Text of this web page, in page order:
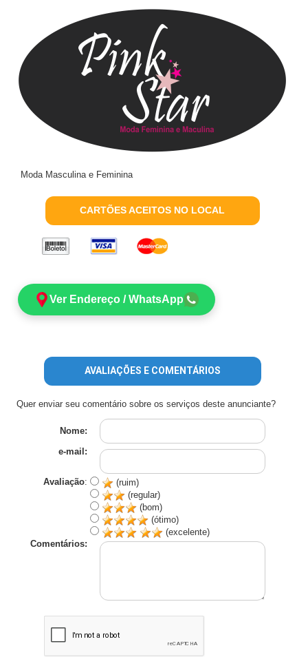
Moda Masculina e Feminina
CARTÕES ACEITOS NO LOCAL
Ver Endereço / WhatsApp
AVALIAÇÕES E COMENTÁRIOS
Quer enviar seu comentário sobre os serviços deste anunciante?
Nome:
e-mail:
Avaliação:
(ruim)
(regular)
(bom)
(ótimo)
(excelente)
Comentários: